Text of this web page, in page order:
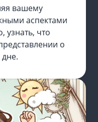
вашему
аспектами
узнать, что
о